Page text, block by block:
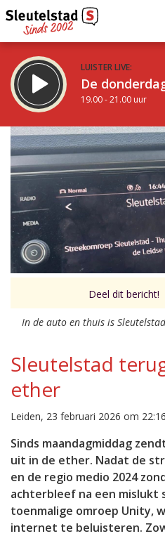
LUISTER LIVE:
De
19.00 - 21.00 uur
STRAKS:
De avond van
21.00 - 0.00 uur
Vorig uur
uur 1
Deel dit bericht!
In de auto en thuis is
Sleutelstad
ether
Leiden, 23 februari 2026 om
Sinds maandagmiddag
uit in de ether. Nadat de
en de regio medio 2024
achterbleef na een mislukt
toenmalige omroep Unity,
internet te beluisteren.